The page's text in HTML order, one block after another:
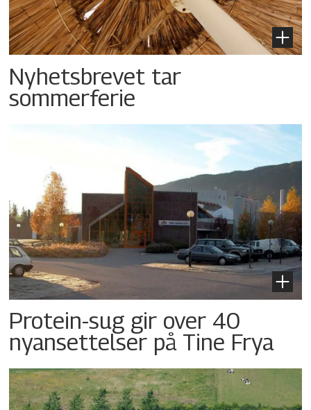
Nyhetsbrevet tar
sommerferie
Protein-sug gir over 40
nyansettelser på Tine Frya